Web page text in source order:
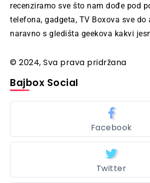
recenziramo sve što nam dođe pod
telefona, gadgeta, TV Boxova sve
naravno s gledišta geekova kakvi
© 2024, Sva prava pridržana
Bajbox Social
Facebook
Twitter